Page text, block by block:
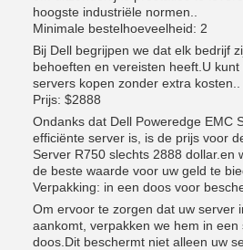
hoogste industriële normen..
Minimale bestelhoeveelheid: 2
Bij Dell begrijpen we dat elk bedrijf
behoeften en vereisten heeft.U
servers kopen zonder extra kosten..
Prijs: $2888
Ondanks dat Dell Poweredge EMC
efficiënte server is, is de prijs voor
Server R750 slechts 2888 dollar.en
de beste waarde voor uw geld te
Verpakking: in een doos voor
Om ervoor te zorgen dat uw server
aankomt, verpakken we hem in een
doos.Dit beschermt niet alleen uw